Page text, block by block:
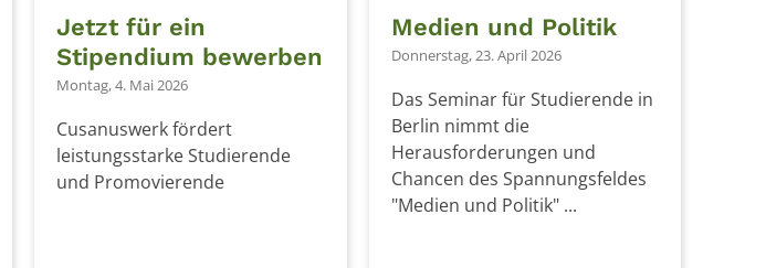
Jetzt für ein
Stipendium bewerben
Montag, 4. Mai 2026
Cusanuswerk fördert
leistungsstarke Studierende
und Promovierende
Medien und Politik
Donnerstag, 23. April 2026
Das Seminar für Studierende in
Berlin nimmt die
Herausforderungen und
Chancen des Spannungsfeldes
"Medien und Politik" ...